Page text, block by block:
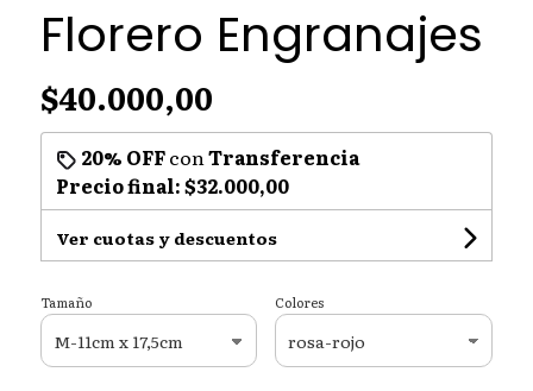
Florero Engranajes
$40.000,00
20% OFFconTransferencia
Precio final:$32.000,00
Ver cuotas y descuentos
Tamaño Colores